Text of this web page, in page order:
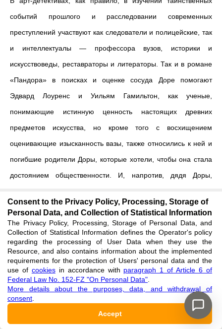
событий прошлого и расследовании современных
преступлений участвуют как следователи и полицейские, так
и интеллектуалы — профессора вузов, историки и
искусствоведы, реставраторы и литераторы. Так и в романе
«Пандора» в поисках и оценке сосуда Доре помогают
Эдвард Лоуренс и Уильям Гамильтон, как ученые,
понимающие истинную ценность настоящих древних
предметов искусства, но кроме того с восхищением
оценивающие изысканность вазы, также относились к ней и
погибшие родители Доры, которые хотели, чтобы она стала
достоянием общественности. И, напротив, дядя Доры,
большую денежную ценность, как объект, который поможет
ему найти и продать остальные предметы древнегреческого
искусства, спрятанные родителями Доры. Также
воспринимают пифос братья Кумб, которые помогают
Иезекии незаконно овладеть им. Интересно, что автор
романа, своеобразно подчеркивает эту функцию
характеристики героев через отношение к предмету
искусства, отчасти изменяя сюжет мифа. Так, по мифу, сосуд
Consent to the Privacy Policy, Processing, Storage of
Personal Data, and Collection of Statistical Information
The Privacy Policy, Processing, Storage of Personal Data, and
Collection of Statistical Information defines the Operator's policy
regarding the processing of User Data when they use the
Resource, and also contains information about the implemented
requirements for the protection of Users' personal data and the
use of cookiesin accordance with paragraph 1 of Article 6 of
Federal Law No. 152-FZ "On Personal Data"
More details about the purposes, data, and withdrawal of
consent
Accept